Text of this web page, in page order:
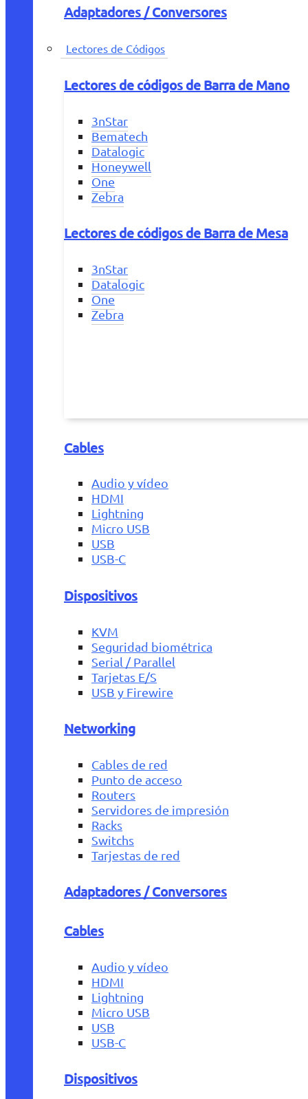
Adaptadores / Conversores
Lectores de Códigos
Lectores de códigos de Barra de Mano
3nStar
Bematech
Datalogic
Honeywell
One
Zebra
Lectores de códigos de Barra de Mesa
3nStar
Datalogic
One
Zebra
Cables
Audio y vídeo
HDMI
Lightning
Micro USB
USB
USB-C
Dispositivos
KVM
Seguridad biométrica
Serial / Parallel
Tarjetas E/S
USB y Firewire
Networking
Cables de red
Punto de acceso
Routers
Servidores de impresión
Racks
Switchs
Tarjestas de red
Adaptadores / Conversores
Cables
Audio y vídeo
HDMI
Lightning
Micro USB
USB
USB-C
Dispositivos